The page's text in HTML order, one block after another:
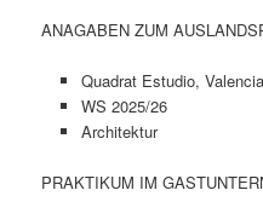
ANAGABEN ZUM
Quadrat Estudio,
WS 2025/26
Architektur
PRAKTIKUM IM